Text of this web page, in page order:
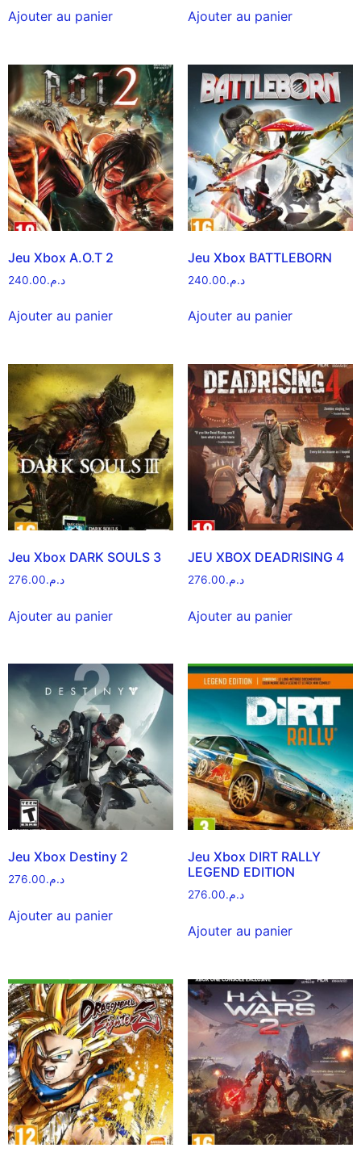
Ajouter au panier Ajouter au panier
Jeu Xbox A.O.T 2
د.م.240.00
Ajouter au panier
Jeu Xbox BATTLEBORN
د.م.240.00
Ajouter au panier
Jeu Xbox DARK SOULS 3
د.م.276.00
Ajouter au panier
JEU XBOX DEADRISING 4
د.م.276.00
Ajouter au panier
Jeu Xbox Destiny 2
د.م.276.00
Ajouter au panier
Jeu Xbox DIRT RALLY
LEGEND EDITION
د.م.276.00
Ajouter au panier